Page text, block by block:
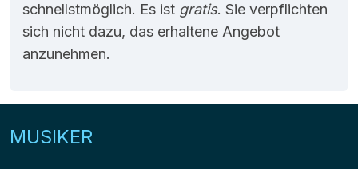
schnellstmöglich. Es ist gratis. Sie verpflichten
sich nicht dazu, das erhaltene Angebot
anzunehmen.
MUSIKER